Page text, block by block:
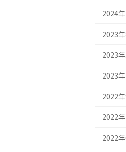
2024
2023
2023
2023
2022
2022
2022